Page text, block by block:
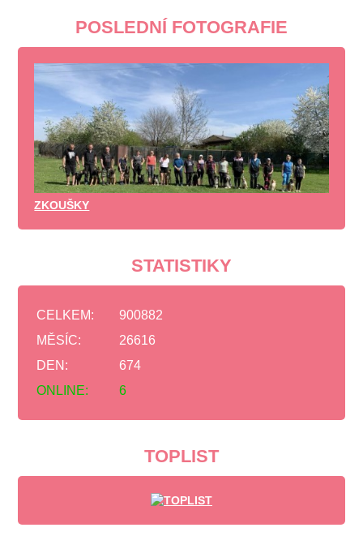
POSLEDNÍ FOTOGRAFIE
ZKOUŠKY
STATISTIKY
ONLINE: 6
CELKEM:
900882
MĚSÍC:
26616
DEN:
674
TOPLIST